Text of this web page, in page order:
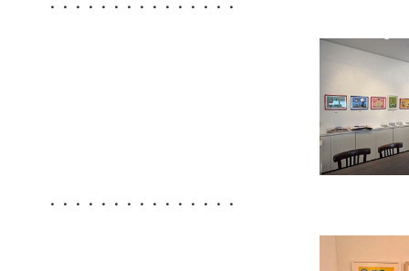
・・・・・・・・・・・・・・・
・・・・・・・・・・・・・・・